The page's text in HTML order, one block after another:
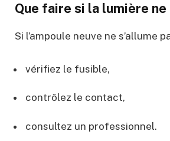
Que faire si la lumière
Si l’ampoule neuve ne s’allume
vérifiez le fusible,
contrôlez le contact,
consultez un professionnel.